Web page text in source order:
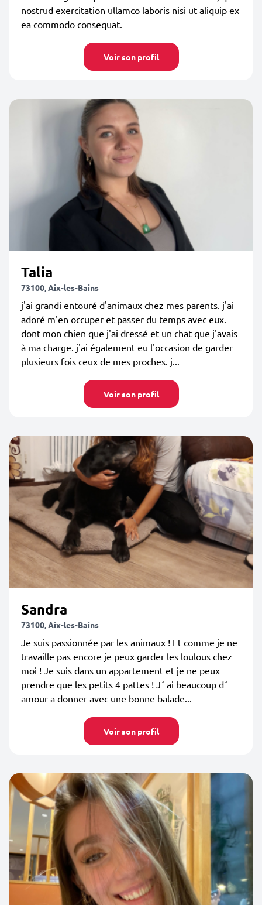
nostrud exercitation ullamco laboris nisi ut aliquip ex
ea commodo consequat.
Voir son profil
Talia
73100, Aix-les-Bains
j'ai grandi entouré d'animaux chez mes parents. j'ai
adoré m'en occuper et passer du temps avec eux.
dont mon chien que j'ai dressé et un chat que j'avais
à ma charge. j'ai également eu l'occasion de garder
plusieurs fois ceux de mes proches. j...
Voir son profil
Sandra
73100, Aix-les-Bains
Je suis passionnée par les animaux ! Et comme je ne
travaille pas encore je peux garder les loulous chez
moi ! Je suis dans un appartement et je ne peux
prendre que les petits 4 pattes ! J´ ai beaucoup d´
amour a donner avec une bonne balade...
Voir son profil